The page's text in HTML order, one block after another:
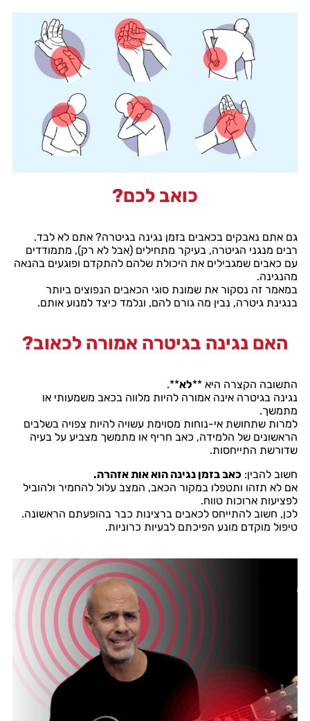
כואב לכם?
גם אתם נאבקים בכאבים בזמן נגינה בגיטרה? אתם לא לבד.
רבים מנגני הגיטרה, בעיקר מתחילים (אבל לא רק), מתמודדים
עם כאבים שמגבילים את היכולת שלהם להתקדם ופוגעים בהנאה
מהנגינה.
במאמר זה נסקור את שמונת סוגי הכאבים הנפוצים ביותר
בנגינת גיטרה, נבין מה גורם להם, ונלמד כיצד למנוע אותם.
האם נגינה בגיטרה אמורה לכאוב?
התשובה הקצרה היא **לא**.
נגינה בגיטרה אינה אמורה להיות מלווה בכאב משמעותי או
מתמשך.
למרות שתחושת אי-נוחות מסוימת עשויה להיות צפויה בשלבים
הראשונים של הלמידה, כאב חריף או מתמשך מצביע על בעיה
שדורשת התייחסות.
חשוב להבין: כאב בזמן נגינה הוא אות אזהרה.
אם לא תזהו ותטפלו במקור הכאב, המצב עלול להחמיר ולהוביל
לפציעות ארוכות טווח.
לכן, חשוב להתייחס לכאבים ברצינות כבר בהופעתם הראשונה.
טיפול מוקדם מונע הפיכתם לבעיות כרוניות.